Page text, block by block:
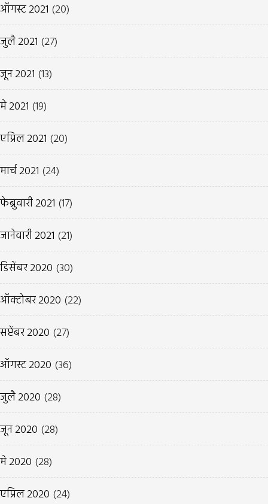
ऑगस्ट 2021 (20)
जुलै 2021 (27)
जून 2021 (13)
मे 2021 (19)
एप्रिल 2021 (20)
मार्च 2021 (24)
फेब्रुवारी 2021 (17)
जानेवारी 2021 (21)
डिसेंबर 2020 (30)
ऑक्टोबर 2020 (22)
सप्टेंबर 2020 (27)
ऑगस्ट 2020 (36)
जुलै 2020 (28)
जून 2020 (28)
मे 2020 (28)
एप्रिल 2020 (24)